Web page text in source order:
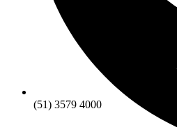
(51) 3579 4000